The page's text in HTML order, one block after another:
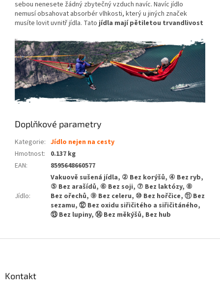
sebou nenesete žádný zbytečný vzduch navíc. Navíc jídlo
nemusí obsahovat absorbér vlhkosti, který u jiných značek
musíte lovit uvnitř jídla. Tato jídla mají pětiletou trvandlivost
Doplňkové parametry
Kategorie: Jídlo nejen na cesty
Hmotnost:
0.137 kg
EAN: 8595648660577
Jídlo:
Vakuově sušená jídla, ② Bez korýšů, ④ Bez ryb,
⑤ Bez arašídů, ⑥ Bez soji, ⑦ Bez laktózy, ⑧
Bez ořechů, ⑨ Bez celeru, ⑩ Bez hořčice, ⑪ Bez
sezamu, ⑫ Bez oxidu siřičitého a siřičitáného,
⑬ Bez lupiny, ⑭ Bez měkýšů, Bez hub
Kontakt